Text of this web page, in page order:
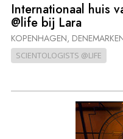
Internationaal huis
@life bij Lara
KOPENHAGEN,
SCIENTOLOGISTS @LIFE